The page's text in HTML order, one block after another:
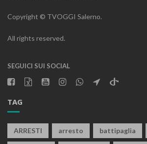
Copyright © TVOGGI Salerno.
All rights reserved.
SEGUICI SUI SOCIAL
TAG
ARRESTI arresto battipaglia